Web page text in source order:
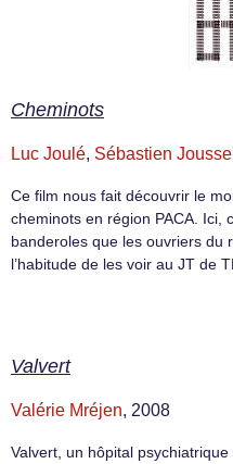
Cheminots
Luc Joulé, Sébastien Jousse
Ce film nous fait découvrir le
cheminots en région PACA. Ici,
banderoles que les ouvriers du
l’habitude de les voir au JT de
Valvert
Valérie Mréjen, 2008
Valvert, un hôpital